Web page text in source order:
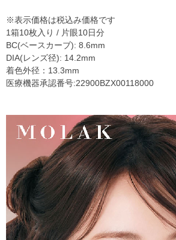
※表示価格は税込み価格です
1箱10枚入り / 片眼10日分
BC(ベースカーブ): 8.6mm
DIA(レンズ径): 14.2mm
着色外径：13.3mm
医療機器承認番号:22900BZX00118000